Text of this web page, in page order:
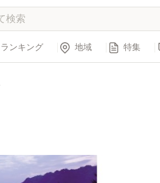
ランキング 地域 特集